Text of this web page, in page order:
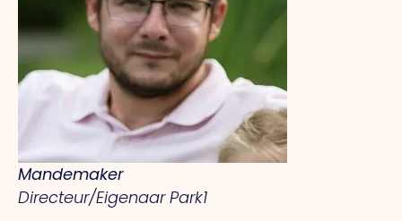
Mandemaker
Directeur/Eigenaar Park1